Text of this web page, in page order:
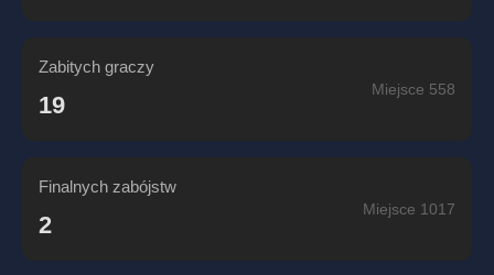
Zabitych graczy
19
Miejsce 558
Finalnych zabójstw
2
Miejsce 1017